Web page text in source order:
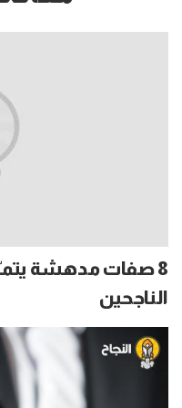
8 صفات مدهشة
الناجحين